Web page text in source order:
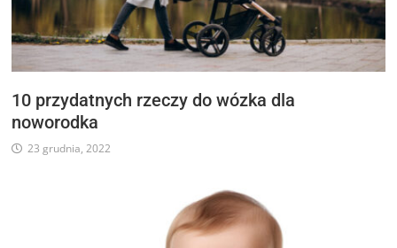
10 przydatnych rzeczy do wózka dla
noworodka
23 grudnia, 2022